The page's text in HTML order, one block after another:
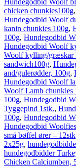
Hundegodbid Woolf
chicken chunkies100g,
Hundegodbid Woolf
kanin chunkies 100g,
100g, Hundegodbid
Hundegodbid Woolf
Woolf kylling/græskar
sandwich100g,
and/gulerødder, 100g,
Hundegodbid Woolf
Woolf Lamb chunkies
100g, Hundegodbid
Tyggepind 1stk.,
100g, Hundegodbid
Hundegodbid
små bøffel ører – 12stk
2x25g,
hundegodbidder
Chicken Calciumben,